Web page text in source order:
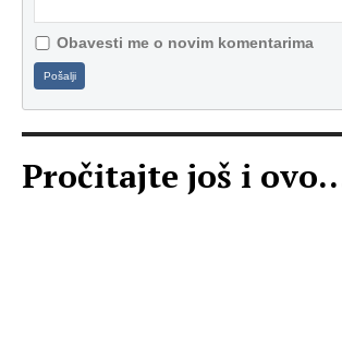
Obavesti me o novim komentarima
Pošalji
Pročitajte još i